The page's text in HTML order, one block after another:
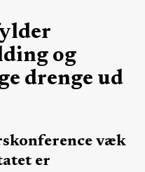
og
drenge ud
væk
er